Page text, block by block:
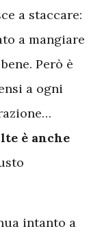
a staccare:
a mangiare
Però è
a ogni
è anche
intanto a